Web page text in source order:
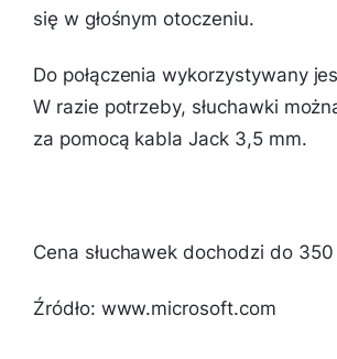
się w głośnym otoczeniu.
Do połączenia wykorzystywany
W razie potrzeby, słuchawki
za pomocą kabla Jack 3,5 mm.
Cena słuchawek dochodzi do
Źródło: www.microsoft.com